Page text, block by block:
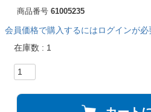
商品番号 61005235
会員価格で購入するにはログインが必
在庫数
1